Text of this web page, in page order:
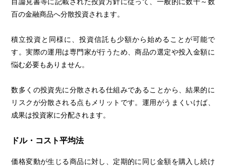
百の金融商品へ分散投資されます。
積立投資と同様に、投資信託も少額から始めることが可能で
す。実際の運用は専門家が行うため、商品の選定や投入金額に
悩む必要もありません。
数多くの投資先に分散される仕組みであることから、結果的に
リスクが分散される点もメリットです。運用がうまくいけば、
成果は投資家に分配されます。
ドル・コスト平均法
価格変動が生じる商品に対し、定期的に同じ金額を購入し続け